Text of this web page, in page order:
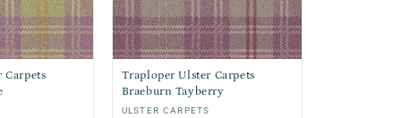
Carpets
Traploper Ulster Carpets
Braeburn Tayberry
Verkoper:
ULSTER CARPETS